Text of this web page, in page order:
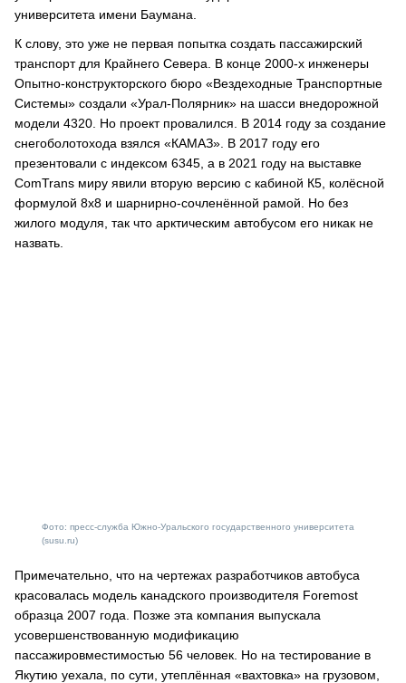
университета имени Баумана.
К слову, это уже не первая попытка создать пассажирский
транспорт для Крайнего Севера. В конце 2000-х инженеры
Опытно-конструкторского бюро «Вездеходные Транспортные
Системы» создали «Урал-Полярник» на шасси внедорожной
модели 4320. Но проект провалился. В 2014 году за создание
снегоболотохода взялся «КАМАЗ». В 2017 году его
презентовали с индексом 6345, а в 2021 году на выставке
ComTrans миру явили вторую версию с кабиной К5, колёсной
формулой 8х8 и шарнирно-сочленённой рамой. Но без
жилого модуля, так что арктическим автобусом его никак не
назвать.
Фото: пресс-служба Южно-Уральского государственного университета
(susu.ru)
Примечательно, что на чертежах разработчиков автобуса
красовалась модель канадского производителя Foremost
образца 2007 года. Позже эта компания выпускала
усовершенствованную модификацию
пассажировместимостью 56 человек. Но на тестирование в
Якутию уехала, по сути, утеплённая «вахтовка» на грузовом,